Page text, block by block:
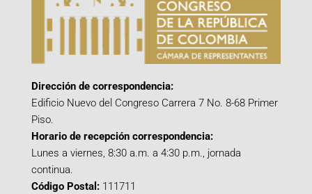
Dirección de correspondencia:
Edificio Nuevo del Congreso Carrera 7 No. 8-68 Primer
Piso.
Horario de recepción correspondencia:
Lunes a viernes, 8:30 a.m. a 4:30 p.m., jornada
continua.
Código Postal: 111711